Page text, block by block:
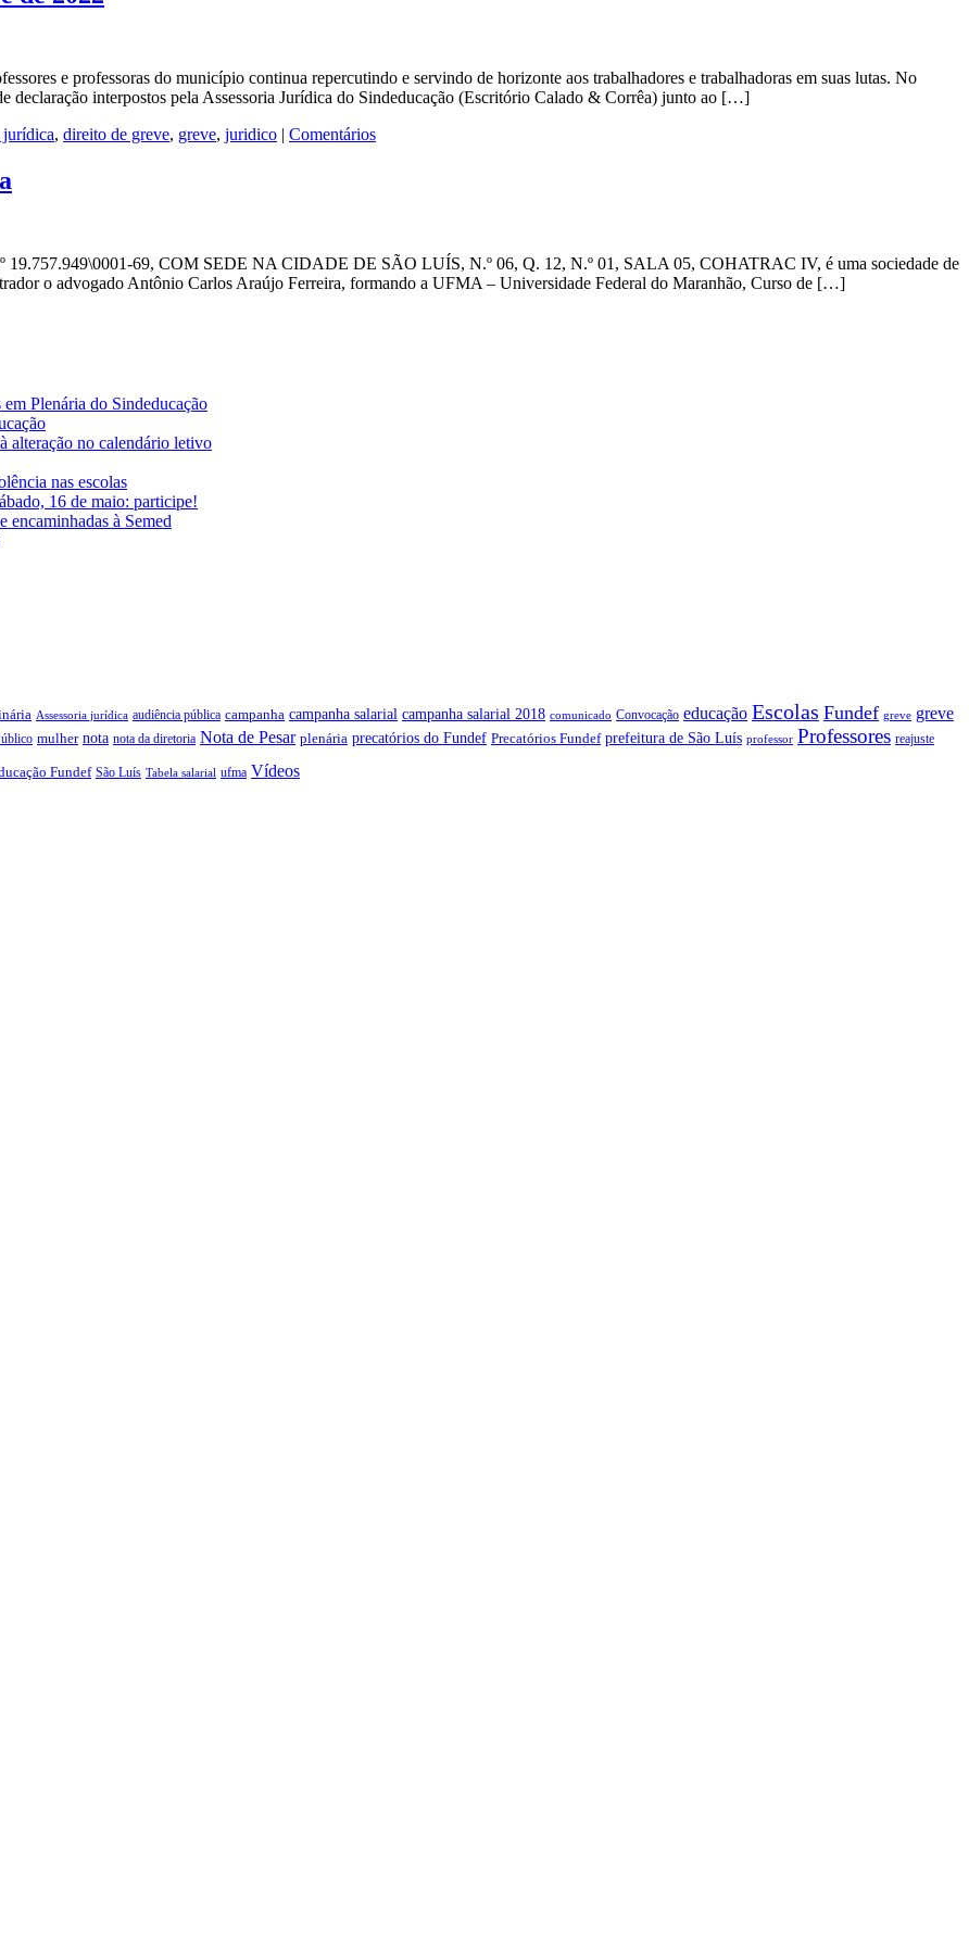
e professoras do município continua repercutindo e servindo de horizonte aos trabalhadores e trabalhadoras em suas lutas. No
declaração interpostos pela Assessoria Jurídica do Sindeducação (Escritório Calado & Corrêa) junto ao […]
jurídica, direito de greve, greve, juridico | Comentários
69, COM SEDE NA CIDADE DE SÃO LUÍS, N.º 06, Q. 12, N.º 01, SALA 05, COHATRAC IV, é uma sociedade de
o advogado Antônio Carlos Araújo Ferreira, formando a UFMA – Universidade Federal do Maranhão, Curso de […]
Plenária do Sindeducação
alteração no calendário letivo
nas escolas
16 de maio: participe!
encaminhadas à Semed
Assessoria jurídica audiência pública campanha campanha salarial campanha salarial 2018 comunicado Convocação educação Escolas Fundef greve greve
mulher nota nota da diretoria Nota de Pesar plenária precatórios do Fundef Precatórios Fundef prefeitura de São Luís professor Professores reajuste
Fundef São Luís Tabela salarial ufma Vídeos